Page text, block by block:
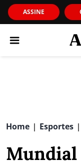
ASSINE
Home | Esportes |
Mundial